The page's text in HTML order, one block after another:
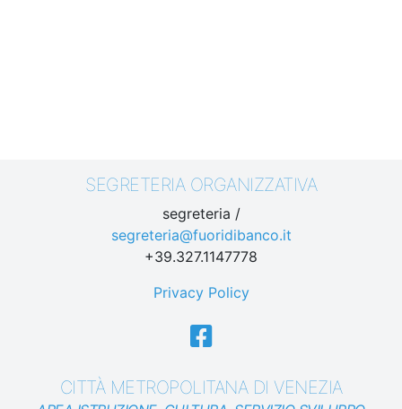
SEGRETERIA ORGANIZZATIVA
segreteria /
segreteria@fuoridibanco.it
+39.327.1147778
Privacy Policy
CITTÀ METROPOLITANA DI VENEZIA